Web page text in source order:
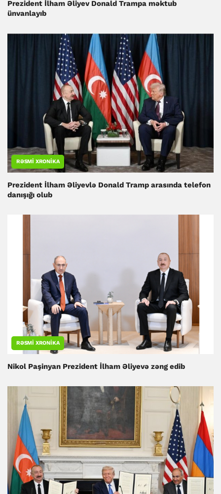
Prezident İlham Əliyev Donald Trampa məktub
ünvanlayıb
RƏSMI XRONIKA
Prezident İlham Əliyevlə Donald Tramp arasında telefon
danışığı olub
RƏSMI XRONIKA
Nikol Paşinyan Prezident İlham Əliyevə zəng edib